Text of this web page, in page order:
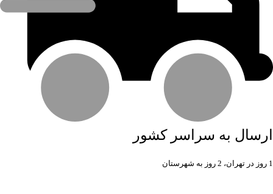
ارسال به سراسر کشور
1 روز در تهران، 2 روز به شهرستان